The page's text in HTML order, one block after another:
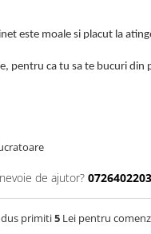
este moale si placut la
pentru ca tu sa te bucuri
de ajutor? 0726402203
primiti5 Lei pentru